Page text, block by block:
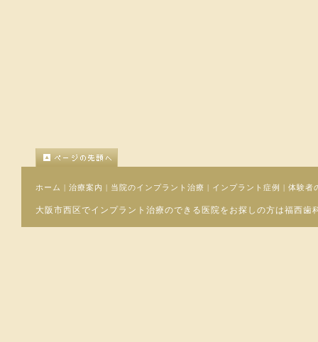
ホーム | 治療案内 | 当院のインプラント治療 | インプラント症例 | 体験者
大阪市西区でインプラント治療のできる医院をお探しの方は福西